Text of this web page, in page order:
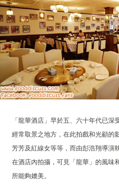
「龍華酒店」早於五、六十年代已
經常取景之地方，在此拍戲和光顧的
芳芳及紅線女等等，而由彭浩翔導演
在酒店內拍攝，可見「龍華」的風味
所能夠媲美。